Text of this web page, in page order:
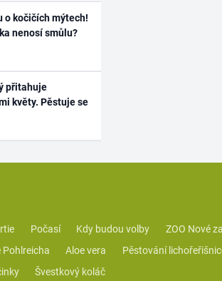
o kočičích mýtech!
nenosí smůlu?
přitahuje
květy. Pěstuje se
Počasí Kdy budou volby
ZOO Nové
Pohlreicha Aloe vera
Pěstování
Švestkový koláč